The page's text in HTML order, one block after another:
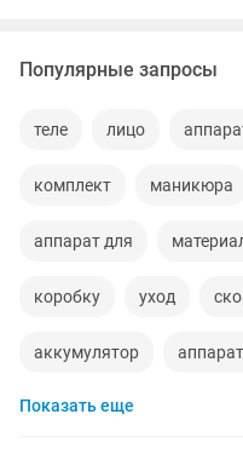
Популярные запросы
теле лицо
комплект маникюра
аппарат для
коробку уход
аккумулятор
машинка для
Показать еще